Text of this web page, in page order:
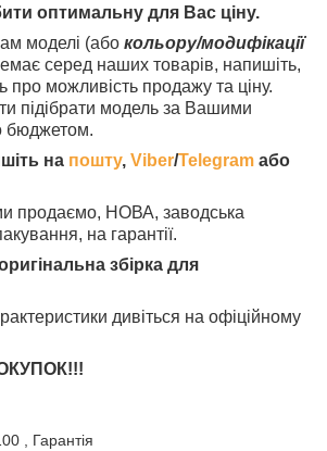
оптимальну для Вас ціну.
моделі (або кольору/модифікації
серед наших товарів, напишіть,
про можливість продажу та ціну.
підібрати модель за Вашими
бюджетом.
на пошту, Viber/Telegram або
продаємо, НОВА, заводська
на гарантії.
збірка для
дивіться на офіційному
, Гарантія